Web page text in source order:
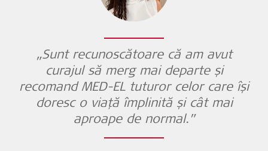
„Sunt recunoscătoare că am avut
curajul să merg mai departe și
recomand MED-ELtuturor celor care își
doresc o viață împlinită și cât mai
aproape de normal.”